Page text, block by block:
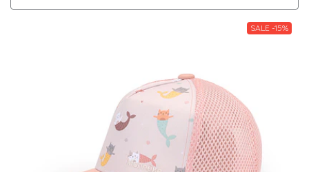
SALE -15%